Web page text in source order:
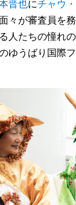
晋也にチャウ
々が審査員を
人たちの憧れ
ゆうばり国際